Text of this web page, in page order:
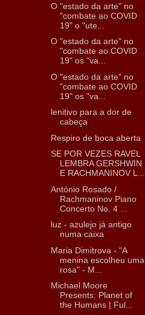
O "estado da arte" no
"combate ao COVID
19" o "ute...
O "estado da arte" no
"combate ao COVID
19" os "va...
O "estado da arte" no
"combate ao COVID
19" os "va...
lenitivo para a dor de
cabeça
Respiro de boca aberta
SE POR VEZES RAVEL
LEMBRA GERSHWIN
E RACHMANINOV L...
António Rosado /
Rachmaninov Piano
Concerto No. 4 ...
luz - azulejo já antigo
numa caixa
Maria Dimitrova - "A
menina escolheu uma
rosa" - М...
Michael Moore
Presents: Planet of
the Humans | Ful...